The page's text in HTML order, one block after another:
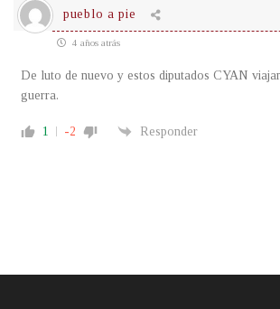
pueblo a pie
4 años atrás
De luto de nuevo y estos diputados CYAN
guerra.
1 -2 Responder